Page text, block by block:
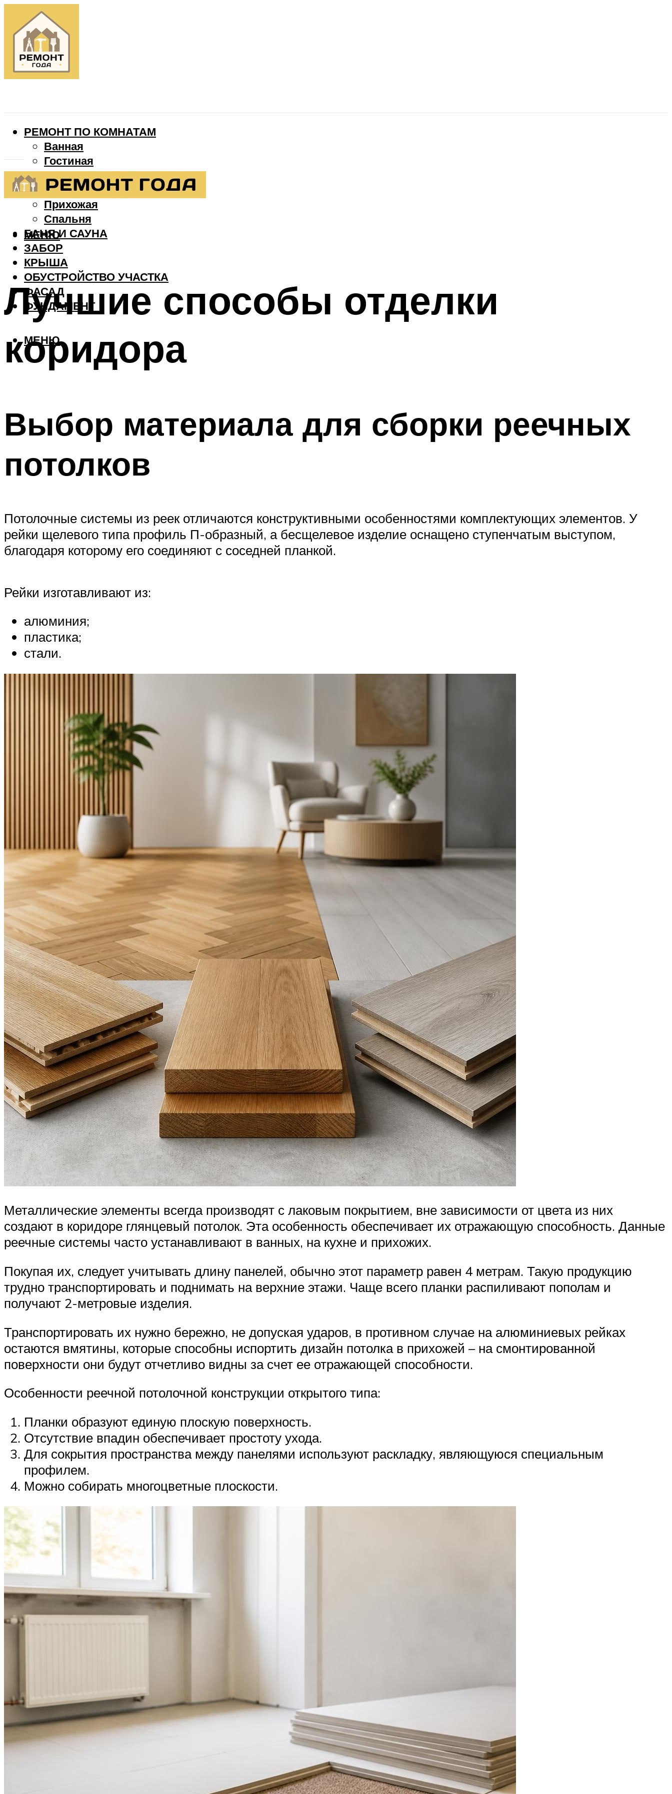
РЕМОНТ ПО КОМНАТАМ
Ванная
Гостиная
Детская
Кухня
Прихожая
Спальня
БАНЯ И САУНА
ЗАБОР
КРЫША
ОБУСТРОЙСТВО УЧАСТКА
ФАСАД
ФУНДАМЕНТ
МЕНЮ
МЕНЮ
Лучшие способы отделки
коридора
Выбор материала для сборки реечных
потолков
Потолочные системы из реек отличаются конструктивными особенностями комплектующих элементов. У
рейки щелевого типа профиль П-образный, а бесщелевое изделие оснащено ступенчатым выступом,
благодаря которому его соединяют с соседней планкой.
Рейки изготавливают из:
алюминия;
пластика;
стали.
Металлические элементы всегда производят с лаковым покрытием, вне зависимости от цвета из них
создают в коридоре глянцевый потолок. Эта особенность обеспечивает их отражающую способность. Данные
реечные системы часто устанавливают в ванных, на кухне и прихожих.
Покупая их, следует учитывать длину панелей, обычно этот параметр равен 4 метрам. Такую продукцию
трудно транспортировать и поднимать на верхние этажи. Чаще всего планки распиливают пополам и
получают 2-метровые изделия.
Транспортировать их нужно бережно, не допуская ударов, в противном случае на алюминиевых рейках
остаются вмятины, которые способны испортить дизайн потолка в прихожей – на смонтированной
поверхности они будут отчетливо видны за счет ее отражающей способности.
Особенности реечной потолочной конструкции открытого типа:
Планки образуют единую плоскую поверхность.
Отсутствие впадин обеспечивает простоту ухода.
Для сокрытия пространства между панелями используют раскладку, являющуюся специальным
профилем.
Можно собирать многоцветные плоскости.